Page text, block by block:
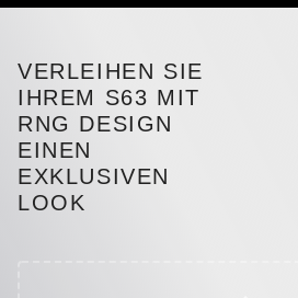
VERLEIHEN SIE
IHREM S63 MIT
RNG DESIGN
EINEN
EXKLUSIVEN
LOOK